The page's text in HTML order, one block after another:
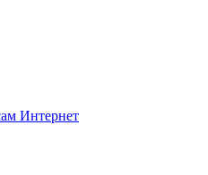
Интернет